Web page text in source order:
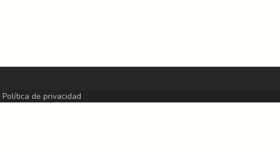
Política de privacidad